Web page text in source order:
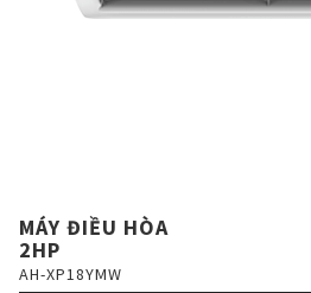
MÁY ĐIỀU HÒA
2HP
AH-XP18YMW